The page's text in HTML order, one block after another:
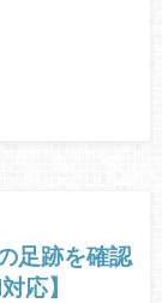
足跡を確認
応】